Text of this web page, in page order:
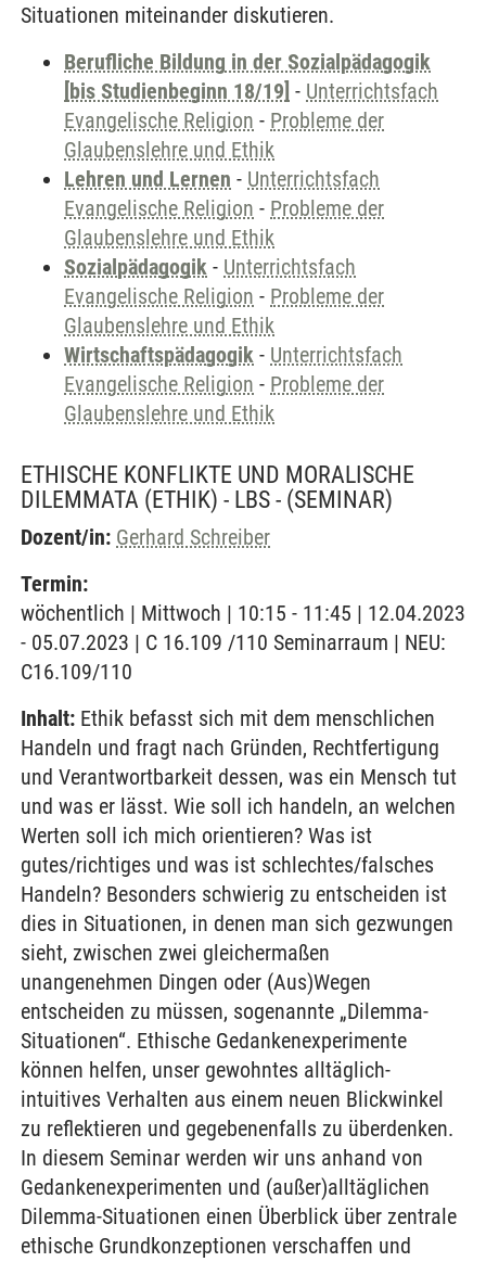
Situationen miteinander diskutieren.
Berufliche Bildung in der Sozialpädagogik
[bis Studienbeginn 18/19] - Unterrichtsfach
Evangelische Religion - Probleme der
Glaubenslehre und Ethik
Lehren und Lernen - Unterrichtsfach
Evangelische Religion - Probleme der
Glaubenslehre und Ethik
Sozialpädagogik - Unterrichtsfach
Evangelische Religion - Probleme der
Glaubenslehre und Ethik
Wirtschaftspädagogik - Unterrichtsfach
Evangelische Religion - Probleme der
Glaubenslehre und Ethik
ETHISCHE KONFLIKTE UND MORALISCHE
DILEMMATA (ETHIK) - LBS - (SEMINAR)
Dozent/in: Gerhard Schreiber
Termin:
wöchentlich | Mittwoch | 10:15 - 11:45 | 12.04.2023
- 05.07.2023 | C 16.109 /110 Seminarraum | NEU:
C16.109/110
Inhalt: Ethik befasst sich mit dem menschlichen
Handeln und fragt nach Gründen, Rechtfertigung
und Verantwortbarkeit dessen, was ein Mensch tut
und was er lässt. Wie soll ich handeln, an welchen
Werten soll ich mich orientieren? Was ist
gutes/richtiges und was ist schlechtes/falsches
Handeln? Besonders schwierig zu entscheiden ist
dies in Situationen, in denen man sich gezwungen
sieht, zwischen zwei gleichermaßen
unangenehmen Dingen oder (Aus)Wegen
entscheiden zu müssen, sogenannte „Dilemma-
Situationen“. Ethische Gedankenexperimente
können helfen, unser gewohntes alltäglich-
intuitives Verhalten aus einem neuen Blickwinkel
zu reflektieren und gegebenenfalls zu überdenken.
In diesem Seminar werden wir uns anhand von
Gedankenexperimenten und (außer)alltäglichen
Dilemma-Situationen einen Überblick über zentrale
ethische Grundkonzeptionen verschaffen und